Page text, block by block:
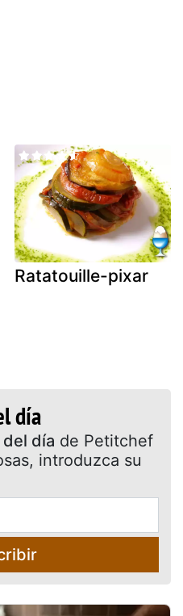
Ratatouille-pixar
día
día de Petitchef
introduzca su